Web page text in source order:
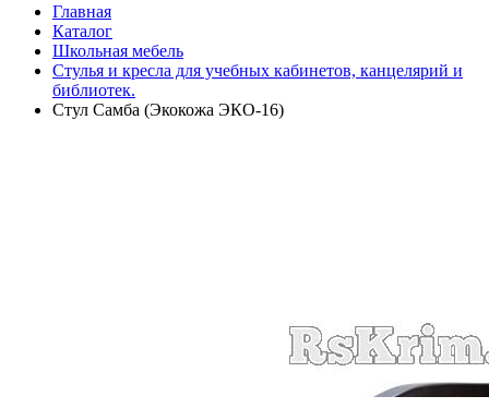
Главная
Каталог
Школьная мебель
Стулья и кресла для учебных кабинетов, канцелярий и
библиотек.
Стул Самба (Экокожа ЭКО-16)